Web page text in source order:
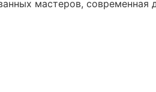
мастеров, современная